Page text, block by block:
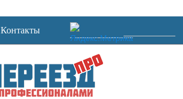
Контакты